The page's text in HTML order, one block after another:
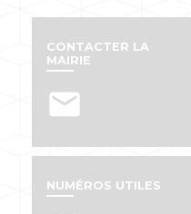
CONTACTER LA
MAIRIE
email
NUMÉROS UTILES